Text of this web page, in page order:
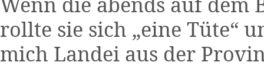
rollte sie sich „eine Tüte“
mich Landei aus der